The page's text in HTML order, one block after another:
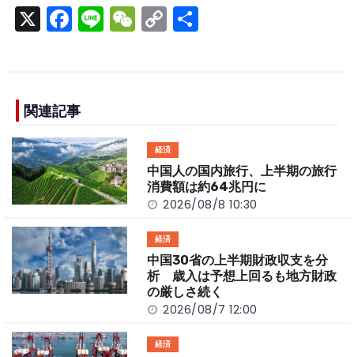
X F
e
b
o
o
k
Li W C
n
k
関連記事
経済
中国人の国内旅行、上半期の旅行
消費額は約64兆円に
2026/08/8 10:30
経済
中国30省の上半期財政収支を分
析 歳入は予想上回るも地方財政
の厳しさ続く
2026/08/7 12:00
経済